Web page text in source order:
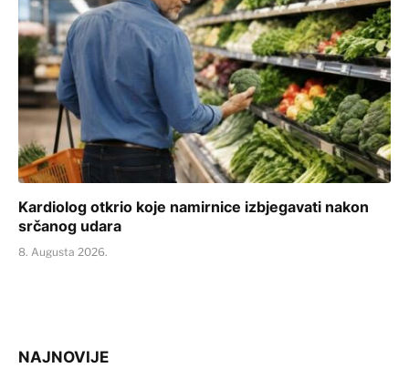
Kardiolog otkrio koje namirnice izbjegavati nakon
srčanog udara
8. Augusta 2026.
NAJNOVIJE